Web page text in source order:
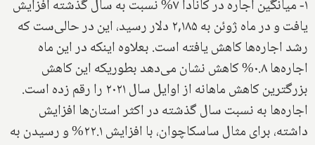
۱- میانگین اجاره در کانادا ۷% نسبت به سال گذشته افزایش
یافت و در ماه ژوئن به ۲,۱۸۵ دلار رسید، این در حالی‌ست که
رشد اجاره‌ها کاهش یافته است. بعلاوه اینکه در این ماه
اجاره‌ها ۰.۸% کاهش نشان می‌دهد بطوریکه این کاهش
بزرگترین کاهش ماهانه از اوایل سال ۲۰۲۱ را رقم زده است.
اجاره‌ها به نسبت سال گذشته در اکثر استان‌ها افزایش
داشته، برای مثال ساسکاچوان، با افزایش ۲۲.۱% و رسیدن به